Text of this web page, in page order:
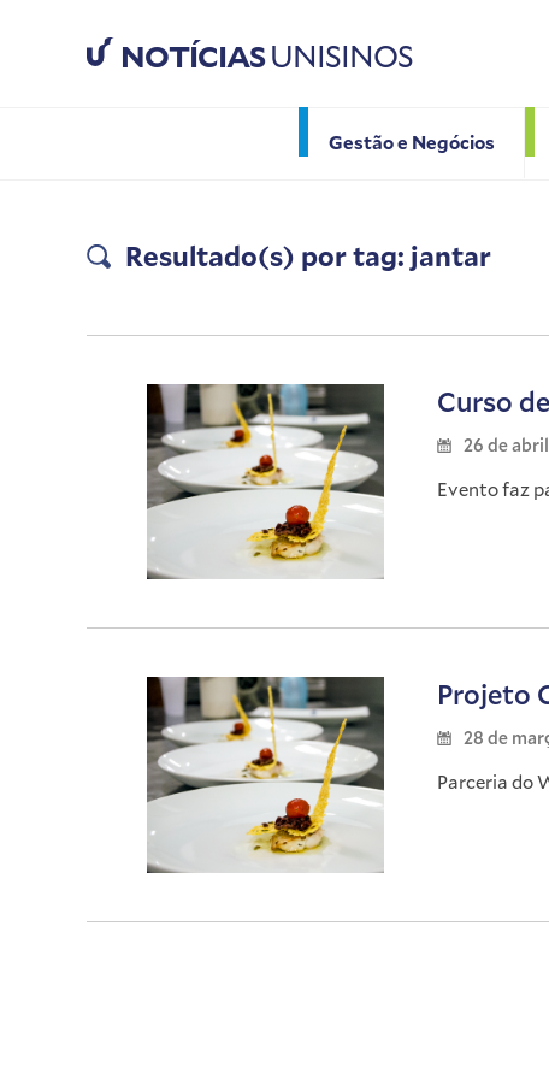
NOTÍCIASUNISINOS
Gestão e Negócios
Resultado(s) por tag: jantar
Curso
26 de
Evento faz
Projeto
28 de
Parceria do